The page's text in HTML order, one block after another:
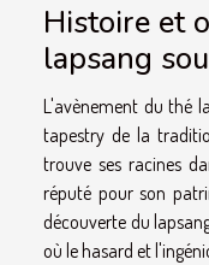
Histoire et
lapsang
L'avènement du thé
tapestry de la
trouve ses racines
réputé pour son
découverte du
où le hasard et